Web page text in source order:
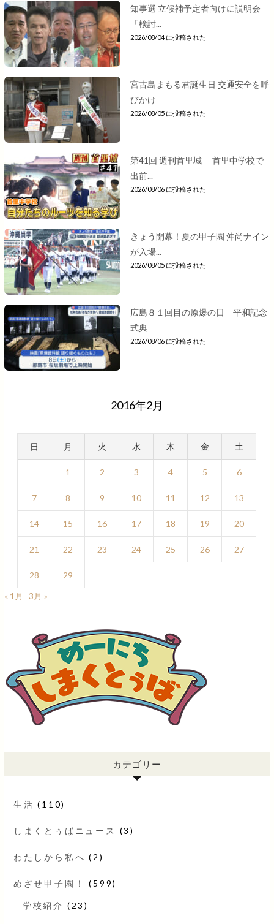
知事選 立候補予定者向けに説明会
「検討...
2026/08/04 に投稿された
宮古島まもる君誕生日 交通安全を呼
びかけ
2026/08/05 に投稿された
第41回 週刊首里城 首里中学校で
出前...
2026/08/06 に投稿された
きょう開幕！夏の甲子園 沖尚ナイン
が入場...
2026/08/05 に投稿された
広島８１回目の原爆の日 平和記念
式典
2026/08/06 に投稿された
2016年2月
日 月 火 水 木 金 土
1 2 3 4 5 6
7 8 9 10 11 12 13
14 15 16 17 18 19 20
21 22 23 24 25 26 27
28
29
« 1月
3月 »
カテゴリー
生活 (110)
しまくとぅばニュース (3)
わたしから私へ (2)
めざせ甲子園！ (599)
学校紹介 (23)